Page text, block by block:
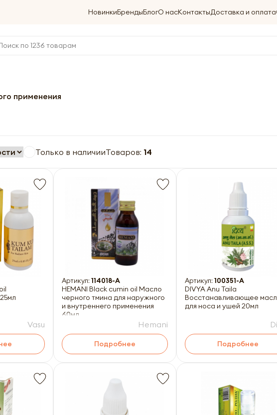
НовинкиБрендыБлогО насКонтактыДоставка и оплата
применения
Только в наличииТоваров: 14
Vasu
Артикул: 114018-A
HEMANI Black cumin oil Масло
черного тмина для наружного
и внутреннего применения
60мл
Hemani
Подробнее
Артикул: 100351-A
DIVYA Anu Taila
Восстанавливающее
для носа и ушей 20мл
Подробнее